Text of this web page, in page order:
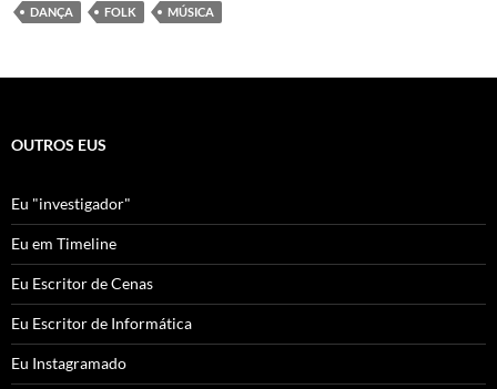
DANÇA FOLK MÚSICA
OUTROS EUS
Eu "investigador"
Eu em Timeline
Eu Escritor de Cenas
Eu Escritor de Informática
Eu Instagramado